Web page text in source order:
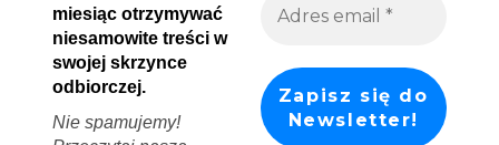
miesiąc otrzymywać
niesamowite treści w
swojej skrzynce
odbiorczej.
Nie spamujemy!